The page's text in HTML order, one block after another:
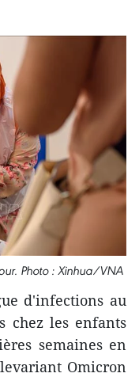
Photo : Xinhua/VNA
d'infections au
chez les enfants
semaines en
Omicron